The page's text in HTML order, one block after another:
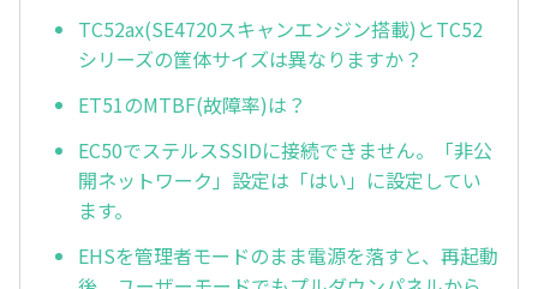
TC52ax(SE4720スキャンエンジン搭載)とTC52
シリーズの筐体サイズは異なりますか？
ET51のMTBF(故障率)は？
EC50でステルスSSIDに接続できません。「非公
開ネットワーク」設定は「はい」に設定してい
ます。
EHSを管理者モードのまま電源を落すと、再起動